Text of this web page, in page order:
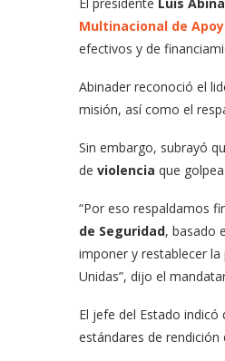
Multinacional de
efectivos y de
Abinader reconoció el
misión, así como el
Sin embargo, subrayó
de violencia que
“Por eso respaldamos
de Seguridad, basado
imponer y restablecer
Unidas”, dijo el
El jefe del Estado
estándares de